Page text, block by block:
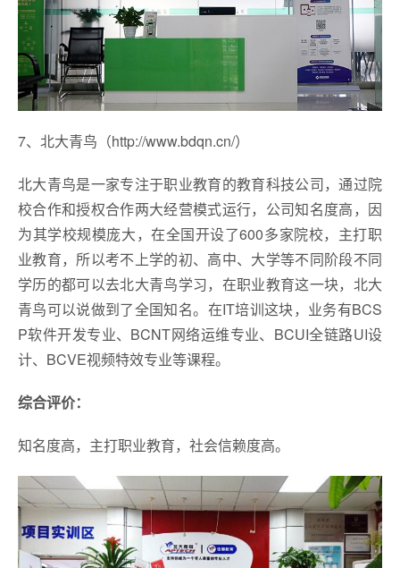
7、北大青鸟（http://www.bdqn.cn/）
北大青鸟是一家专注于职业教育的教育科技公司，通过院
校合作和授权合作两大经营模式运行，公司知名度高，因
为其学校规模庞大，在全国开设了600多家院校，主打职
业教育，所以考不上学的初、高中、大学等不同阶段不同
学历的都可以去北大青鸟学习，在职业教育这一块，北大
青鸟可以说做到了全国知名。在IT培训这块，业务有BCS
P软件开发专业、BCNT网络运维专业、BCUI全链路UI设
计、BCVE视频特效专业等课程。
综合评价：
知名度高，主打职业教育，社会信赖度高。